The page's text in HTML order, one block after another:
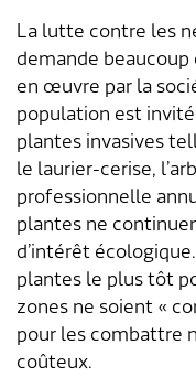
La lutte contre les
demande
en œuvre par la
population est
plantes invasives
le laurier-cerise,
professionnelle
plantes ne
d’intérêt
plantes le plus tôt
zones ne soient «
pour les combattre
coûteux.